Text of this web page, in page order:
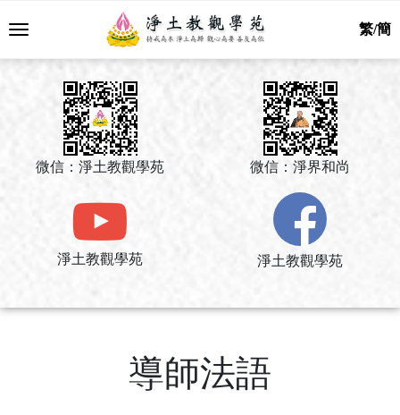
繁/簡
微信：淨土教觀學苑 微信：淨界和尚
淨土教觀學苑 淨土教觀學苑
導師法語